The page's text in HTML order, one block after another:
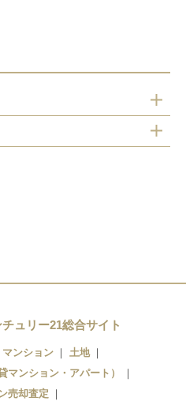
ュリー21総合サイト
マンション
土地
マンション・アパート）
売却査定